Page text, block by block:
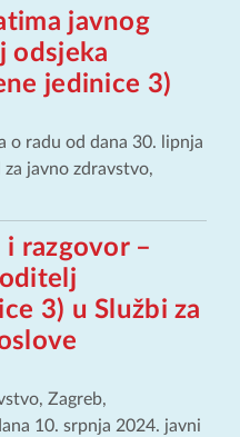
javnog
odsjeka
jedinice 3)
o radu od dana 30. lipnja
javno zdravstvo,
i razgovor –
3) u Službi za
Zagreb,
10. srpnja 2024. javni